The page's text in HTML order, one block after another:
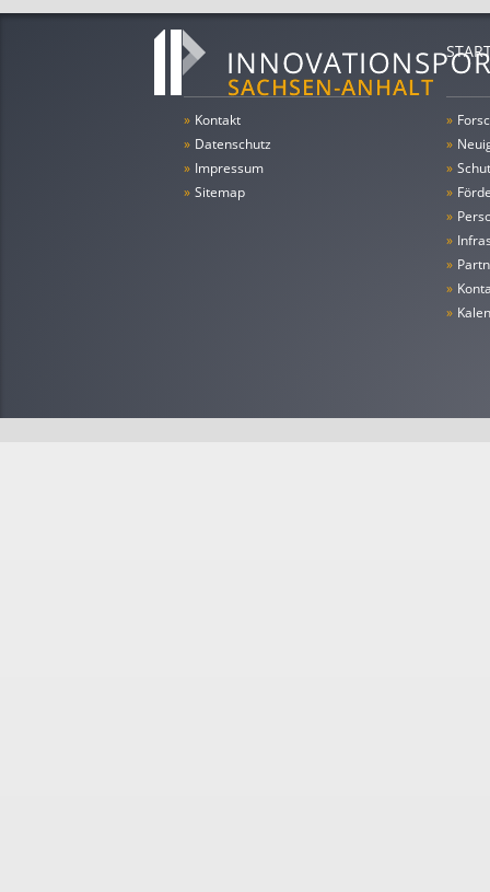
» Kontakt
» Datenschutz
» Impressum
» Sitemap
»
»
»
»
»
»
»
»
»